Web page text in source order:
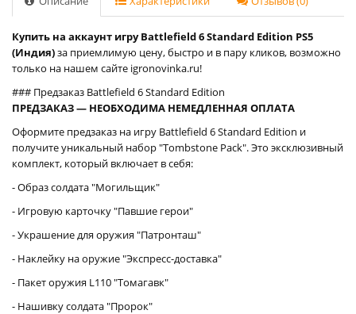
Купить на аккаунт игру Battlefield 6 Standard Edition PS5
(Индия)за приемлимую цену, быстро и в пару кликов, возможно
только на нашем сайте igronovinka.ru!
### Предзаказ Battlefield 6 Standard Edition
ПРЕДЗАКАЗ — НЕОБХОДИМА НЕМЕДЛЕННАЯ ОПЛАТА
Оформите предзаказ на игру Battlefield 6 Standard Edition и
получите уникальный набор "Tombstone Pack". Это эксклюзивный
комплект, который включает в себя:
- Образ солдата "Могильщик"
- Игровую карточку "Павшие герои"
- Украшение для оружия "Патронташ"
- Наклейку на оружие "Экспресс-доставка"
- Пакет оружия L110 "Томагавк"
- Нашивку солдата "Пророк"